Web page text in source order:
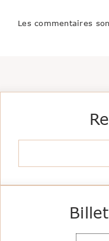
Les commentaires